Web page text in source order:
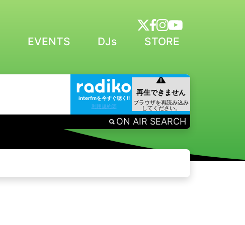
EVENTS DJs STORE
interfmを今すぐ聴く!!
利用規約等
ON AIR SEARCH